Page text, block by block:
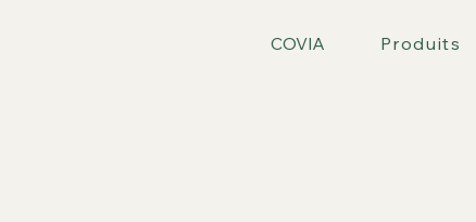
COVIA Produits